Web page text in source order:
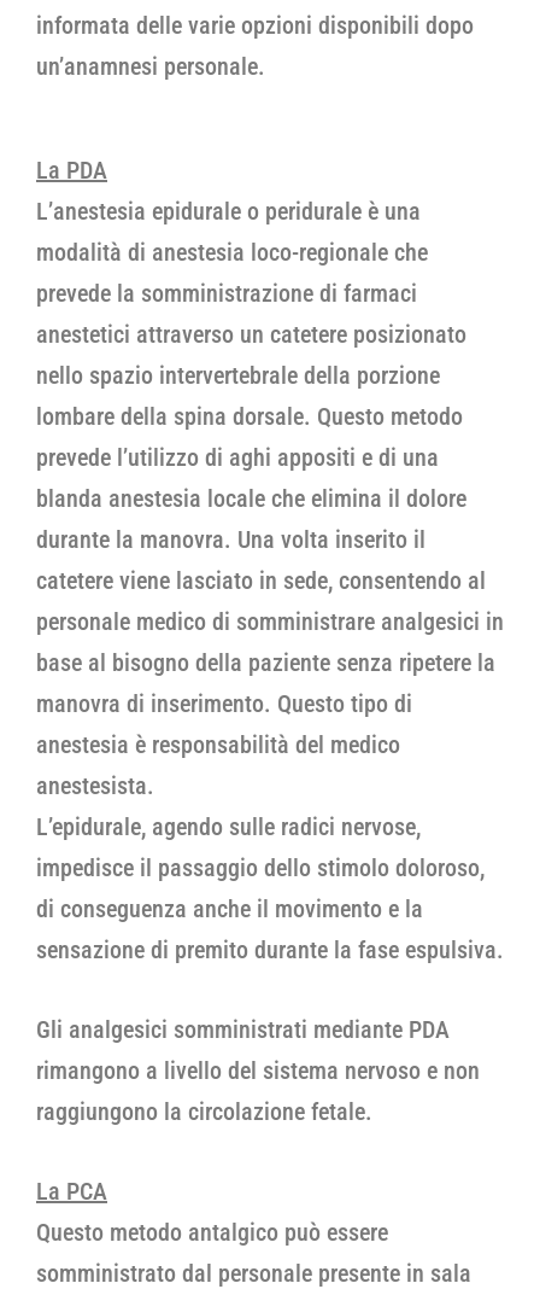
informata delle varie opzioni disponibili dopo
un’anamnesi personale.
La PDA
L’anestesia epidurale o peridurale è una
modalità di anestesia loco-regionale che
prevede la somministrazione di farmaci
anestetici attraverso un catetere posizionato
nello spazio intervertebrale della porzione
lombare della spina dorsale. Questo metodo
prevede l’utilizzo di aghi appositi e di una
blanda anestesia locale che elimina il dolore
durante la manovra. Una volta inserito il
catetere viene lasciato in sede, consentendo al
personale medico di somministrare analgesici in
base al bisogno della paziente senza ripetere la
manovra di inserimento. Questo tipo di
anestesia è responsabilità del medico
anestesista.
L’epidurale, agendo sulle radici nervose,
impedisce il passaggio dello stimolo doloroso,
di conseguenza anche il movimento e la
sensazione di premito durante la fase espulsiva.
Gli analgesici somministrati mediante PDA
rimangono a livello del sistema nervoso e non
raggiungono la circolazione fetale.
La PCA
Questo metodo antalgico può essere
somministrato dal personale presente in sala